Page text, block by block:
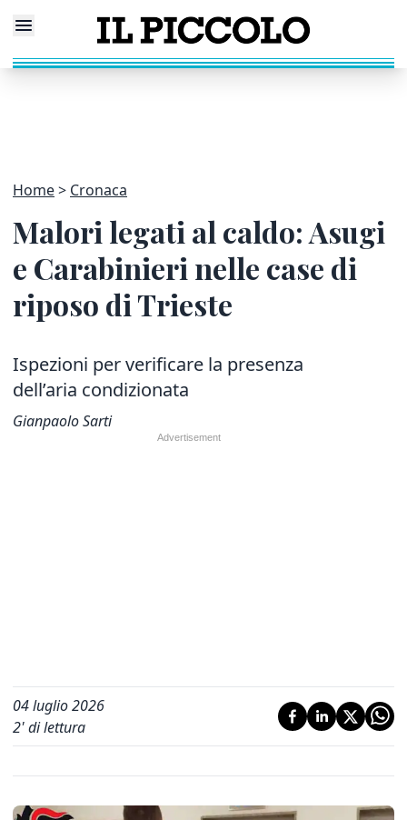
Home Cronaca
Malori legati al caldo: Asugi
e Carabinieri nelle case di
riposo di Trieste
Ispezioni per verificare la presenza
dell’aria condizionata
Gianpaolo Sarti
04 luglio 2026
2' di lettura